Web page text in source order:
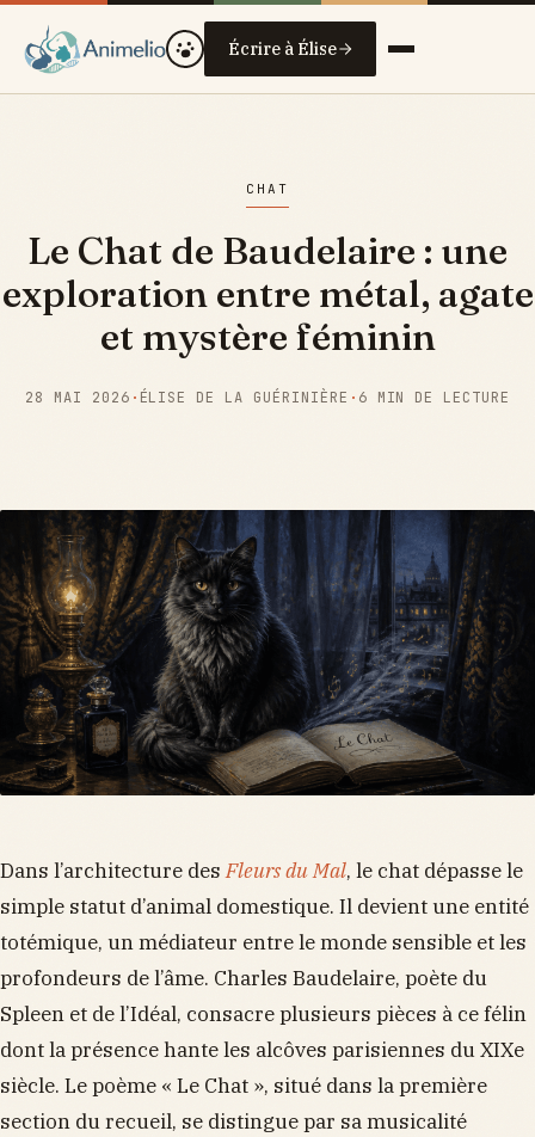
Écrire à Élise
CHAT
Le Chat de Baudelaire : une
exploration entre métal, agate
et mystère féminin
28 MAI 2026 · ÉLISE DE LA GUÉRINIÈRE · 6 MIN DE LECTURE
Dans l’architecture desFleurs du Mal, le chat dépasse le
simple statut d’animal domestique. Il devient une entité
totémique, un médiateur entre le monde sensible et les
profondeurs de l’âme. Charles Baudelaire, poète du
Spleen et de l’Idéal, consacre plusieurs pièces à ce félin
dont la présence hante les alcôves parisiennes du XIXe
siècle. Le poème « Le Chat », situé dans la première
section du recueil, se distingue par sa musicalité